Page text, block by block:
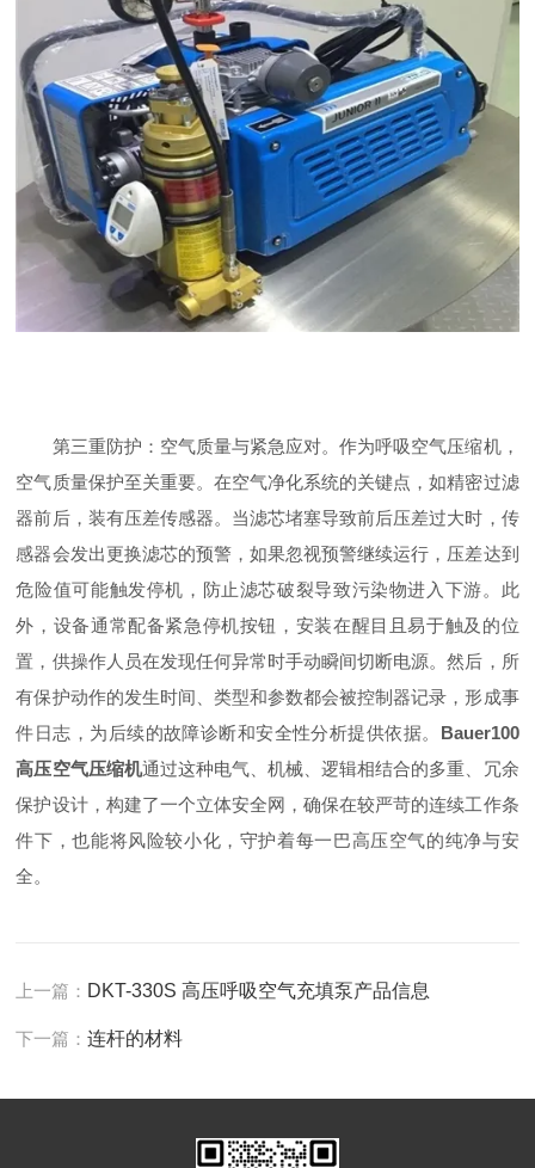
第三重防护：空气质量与紧急应对。作为呼吸空气压缩机，
空气质量保护至关重要。在空气净化系统的关键点，如精密过滤
器前后，装有压差传感器。当滤芯堵塞导致前后压差过大时，传
感器会发出更换滤芯的预警，如果忽视预警继续运行，压差达到
危险值可能触发停机，防止滤芯破裂导致污染物进入下游。此
外，设备通常配备紧急停机按钮，安装在醒目且易于触及的位
置，供操作人员在发现任何异常时手动瞬间切断电源。然后，所
有保护动作的发生时间、类型和参数都会被控制器记录，形成事
件日志，为后续的故障诊断和安全性分析提供依据。 Bauer100
高压空气压缩机通过这种电气、机械、逻辑相结合的多重、冗余
保护设计，构建了一个立体安全网，确保在较严苛的连续工作条
件下，也能将风险较小化，守护着每一巴高压空气的纯净与安
全。
上一篇： DKT-330S 高压呼吸空气充填泵产品信息
下一篇：连杆的材料